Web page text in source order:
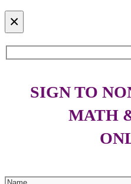
×
SIGN TO
MATH